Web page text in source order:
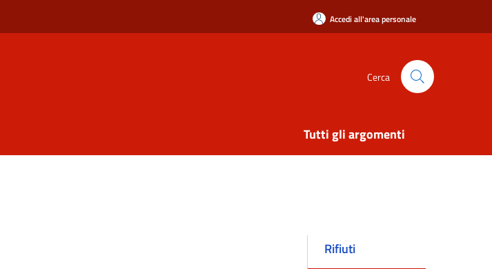
Accedi all'area personale
Cerca
Tutti gli argomenti
Rifiuti